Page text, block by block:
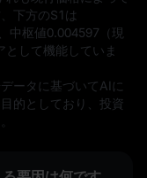
下方のS1は
中枢値0.004597（現
して機能していま
ータに基づいてAIに
的としており、投資